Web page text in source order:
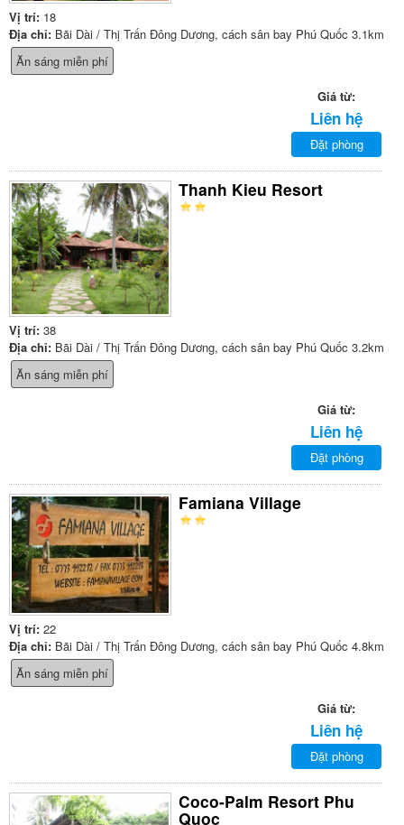
Vị trí: 18
Địa chỉ: Bãi Dài / Thị Trấn Đông Dương, cách sân bay Phú Quốc 3.1km
Ăn sáng miễn phí
Giá từ:
Liên hệ
Đặt phòng
Thanh Kieu Resort
Vị trí: 38
Địa chỉ: Bãi Dài / Thị Trấn Đông Dương, cách sân bay Phú Quốc 3.2km
Ăn sáng miễn phí
Giá từ:
Liên hệ
Đặt phòng
Famiana Village
Vị trí: 22
Địa chỉ: Bãi Dài / Thị Trấn Đông Dương, cách sân bay Phú Quốc 4.8km
Ăn sáng miễn phí
Giá từ:
Liên hệ
Đặt phòng
Coco-Palm Resort Phu
Quoc